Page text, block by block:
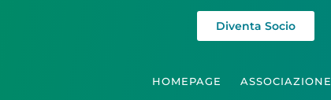
Diventa Socio
HOMEPAGE ASSOCIAZIONE